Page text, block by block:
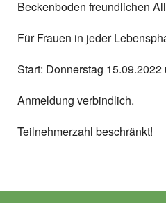
Beckenboden freundlichen
Für Frauen in jeder
Start: Donnerstag
Anmeldung verbindlich.
Teilnehmerzahl beschränkt!